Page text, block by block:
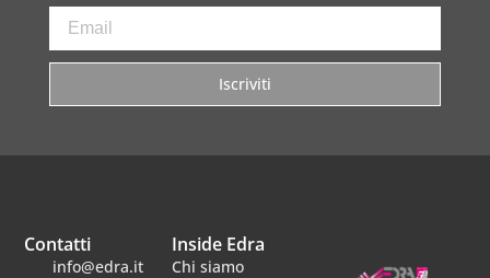
Iscriviti
Inside Edra
Chi siamo
Contatti
info@edra.it